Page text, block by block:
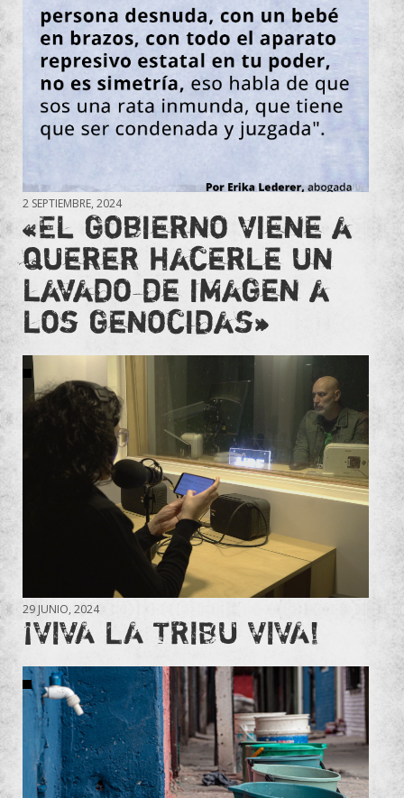
2 SEPTIEMBRE, 2024
«El gobierno viene a
querer hacerle un
lavado de imagen a
los genocidas»
29 JUNIO, 2024
¡VIVA LA TRIBU VIVA!